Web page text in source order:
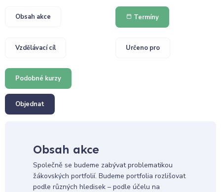
Obsah akce Termíny
Vzdělávací cíl Určeno pro
Podobné kurzy
Objednat
Obsah akce
Společně se budeme zabývat problematikou
žákovských portfolií. Budeme portfolia rozlišovat
podle různých hledisek – podle účelu na